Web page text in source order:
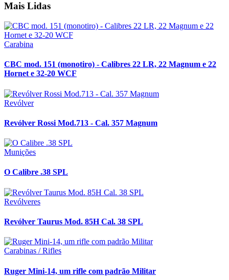
Mais Lidas
Carabina
CBC mod. 151 (monotiro) - Calibres 22 LR, 22 Magnum e 22
Hornet e 32-20 WCF
Revólver
Revólver Rossi Mod.713 - Cal. 357 Magnum
Munições
O Calibre .38 SPL
Revólveres
Revólver Taurus Mod. 85H Cal. 38 SPL
Carabinas / Rifles
Ruger Mini-14, um rifle com padrão Militar